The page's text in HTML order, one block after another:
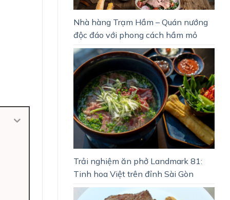
Nhà hàng Trạm Hầm – Quán nướng
độc đáo với phong cách hầm mỏ
Trải nghiệm ăn phở Landmark 81:
Tinh hoa Việt trên đỉnh Sài Gòn